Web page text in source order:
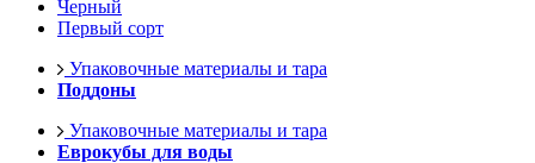
Черный
Первый сорт
Упаковочные материалы и тара
Поддоны
Упаковочные материалы и тара
Еврокубы для воды